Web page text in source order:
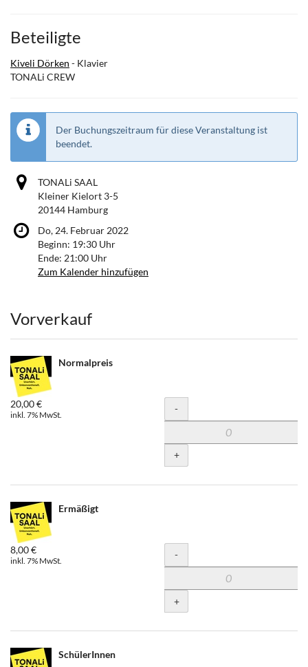
Beteiligte
Kiveli Dörken - Klavier
TONALi CREW
Der Buchungszeitraum für diese Veranstaltung ist
beendet.
TONALi SAAL
Kleiner Kielort 3-5
20144 Hamburg
Do, 24. Februar 2022
Beginn: 19:30 Uhr
Ende: 21:00 Uhr
Zum Kalender hinzufügen
Produkte
Vorverkauf
Normalpreis
20,00 €
inkl. 7% MwSt. Menge
-
+
Ermäßigt
8,00 €
inkl. 7% MwSt. Menge
-
+
SchülerInnen